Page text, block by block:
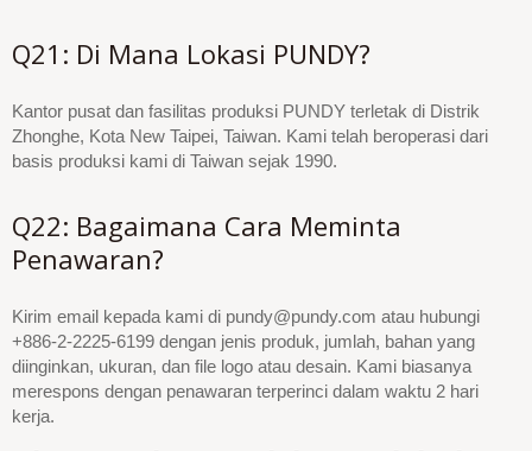
Q21: Di Mana Lokasi PUNDY?
Kantor pusat dan fasilitas produksi PUNDY terletak di Distrik
Zhonghe, Kota New Taipei, Taiwan. Kami telah beroperasi dari
basis produksi kami di Taiwan sejak 1990.
Q22: Bagaimana Cara Meminta
Penawaran?
Kirim email kepada kami di pundy@pundy.com atau hubungi
+886-2-2225-6199 dengan jenis produk, jumlah, bahan yang
diinginkan, ukuran, dan file logo atau desain. Kami biasanya
merespons dengan penawaran terperinci dalam waktu 2 hari
kerja.